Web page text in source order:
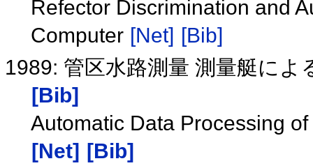
Refector Discrimination and
Computer [Net] [Bib]
1989: 管区水路測量 測量艇に
[Bib]
Automatic Data Processing
[Net]
[Bib]